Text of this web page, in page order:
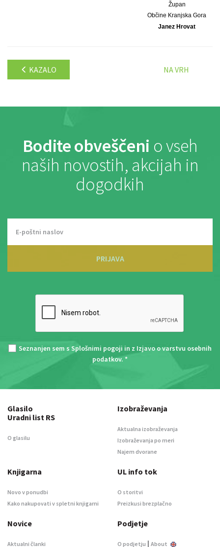
Župan
Občine Kranjska Gora
Janez Hrovat
KAZALO NA VRH
Bodite obveščeni o vseh
naših novostih, akcijah in
dogodkih
PRIJAVA
Seznanjen sem s Splošnimi pogoji in z Izjavo o varstvu osebnih
podatkov. *
Glasilo
Uradni list RS
O glasilu
Izobraževanja
Aktualna izobraževanja
Izobraževanja po meri
Najem dvorane
Knjigarna
Novo v ponudbi
Kako nakupovati v spletni knjigarni
UL info tok
O storitvi
Preizkusi brezplačno
Novice
Aktualni članki
Podjetje
O podjetju | About